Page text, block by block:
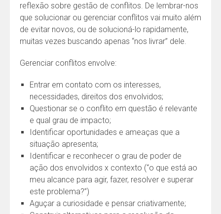
reflexão sobre gestão de conflitos. De lembrar-nos
que solucionar ou gerenciar conflitos vai muito além
de evitar novos, ou de solucioná-lo rapidamente,
muitas vezes buscando apenas “nos livrar” dele.
Gerenciar conflitos envolve:
Entrar em contato com os interesses,
necessidades, direitos dos envolvidos;
Questionar se o conflito em questão é relevante
e qual grau de impacto;
Identificar oportunidades e ameaças que a
situação apresenta;
Identificar e reconhecer o grau de poder de
ação dos envolvidos x contexto (“o que está ao
meu alcance para agir, fazer, resolver e superar
este problema?”)
Aguçar a curiosidade e pensar criativamente;